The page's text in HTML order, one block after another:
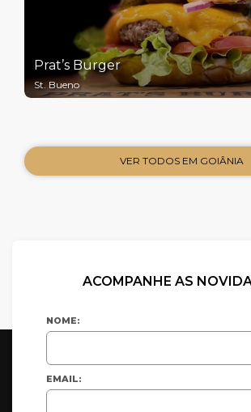
Prat’s Burger
St. Bueno
VER TODOS EM GOIÂNIA
ACOMPANHE AS
NOME:
EMAIL: